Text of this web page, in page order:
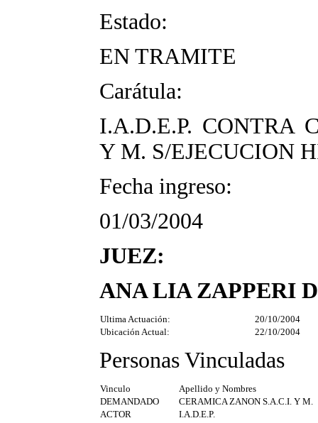
Estado:
EN TRAMITE
Carátula:
I.A.D.E.P. CONTRA
Y M. S/EJECUCION
Fecha ingreso:
01/03/2004
JUEZ:
ANA LIA ZAPPERI
Ultima Actuación:
20/10/2004
Ubicación Actual:
22/10/2004
Personas Vinculadas
Vinculo
Apellido y Nombres
DEMANDADO
CERAMICA ZANON S.A.C.I. Y M.
ACTOR
I.A.D.E.P.